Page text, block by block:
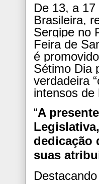
De 13, a
Brasileira,
Sergipe no
Feira de
é
Sétimo Dia
verdadeira
intensos de
“A
dedicação
suas